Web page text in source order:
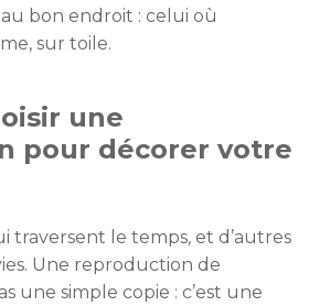
bon endroit : celui où
sur toile.
une
pour décorer votre
traversent le temps, et d’autres
Une reproduction de
une simple copie : c’est une